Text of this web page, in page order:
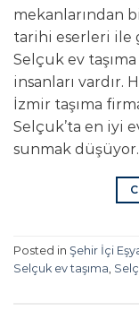
mekanlarından
tarihi eserleri ile
Selçuk ev
insanları vardır.
İzmir taşıma
Selçuk’ta en iyi
sunmak
Posted in Şehir İçi
Selçuk ev taşıma